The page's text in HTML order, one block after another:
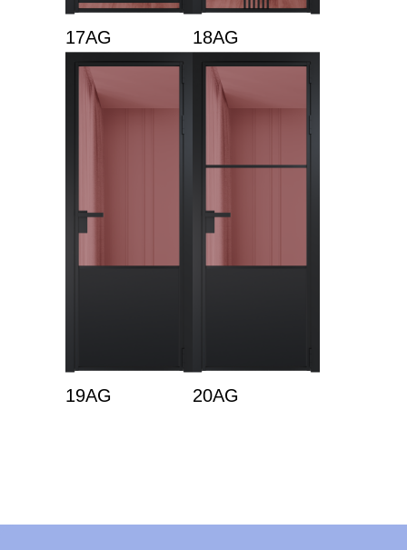
17AG 18AG
19AG 20AG